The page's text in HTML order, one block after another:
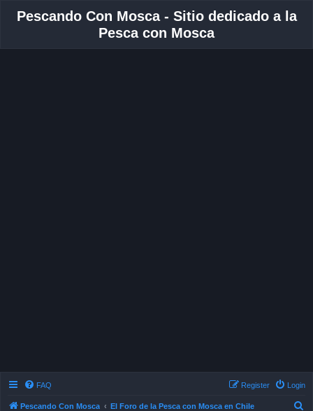
Pescando Con Mosca - Sitio dedicado a la
Pesca con Mosca
FAQ Login
Register
Pescando Con Mosca El Foro de la Pesca con Mosca en Chile